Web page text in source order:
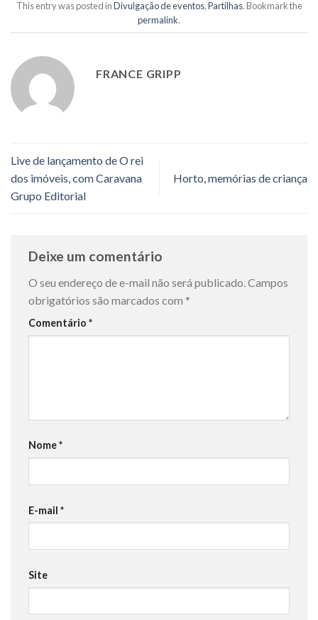
This entry was posted inDivulgação de eventos,Partilhas. Bookmark the
permalink.
FRANCE GRIPP
Live de lançamento de O rei
dos imóveis, com Caravana
Grupo Editorial
Horto, memórias de criança
Deixe um comentário
O seu endereço de e-mail não será publicado.Campos
obrigatórios são marcados com *
Comentário *
Nome*
E-mail *
Site